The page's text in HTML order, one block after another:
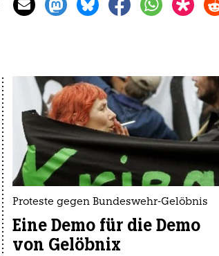
Proteste gegen Bundeswehr-Gelöbnis
Eine Demo für die Demo
von Gelöbnix